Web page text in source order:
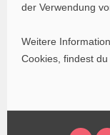
der Verwendung
Weitere
Cookies, findest du